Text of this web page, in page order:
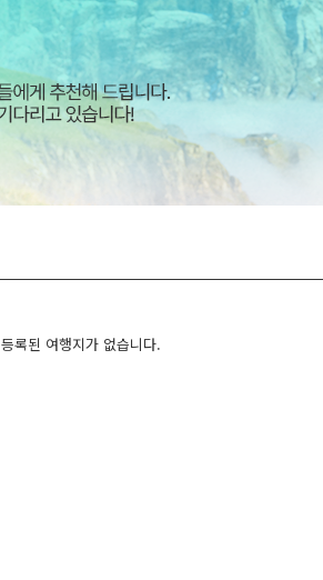
등록된 여행지가 없습니다.